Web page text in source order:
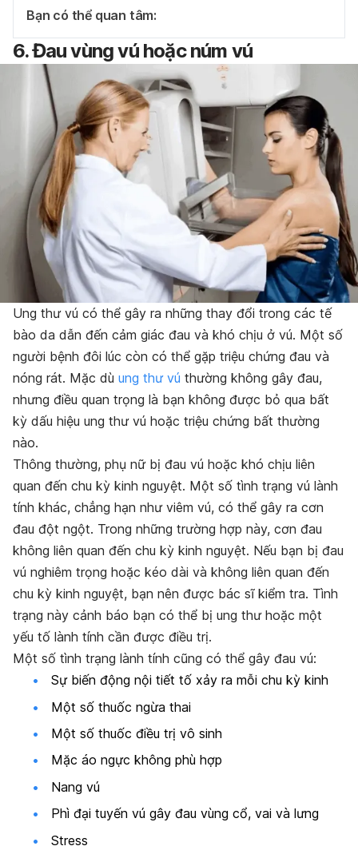
Bạn có thể quan tâm:
6. Đau vùng vú hoặc núm vú
Ung thư vú có thể gây ra những thay đổi trong các tế
bào da dẫn đến cảm giác đau và khó chịu ở vú. Một số
người bệnh đôi lúc còn có thể gặp triệu chứng đau và
nóng rát. Mặc dù ung thư vú thường không gây đau,
nhưng điều quan trọng là bạn không được bỏ qua bất
kỳ dấu hiệu ung thư vú hoặc triệu chứng bất thường
nào.
Thông thường, phụ nữ bị đau vú hoặc khó chịu liên
quan đến chu kỳ kinh nguyệt. Một số tình trạng vú lành
tính khác, chẳng hạn như viêm vú, có thể gây ra cơn
đau đột ngột. Trong những trường hợp này, cơn đau
không liên quan đến chu kỳ kinh nguyệt. Nếu bạn bị đau
vú nghiêm trọng hoặc kéo dài và không liên quan đến
chu kỳ kinh nguyệt, bạn nên được bác sĩ kiểm tra. Tình
trạng này cảnh báo bạn có thể bị ung thư hoặc một
yếu tố lành tính cần được điều trị.
Một số tình trạng lành tính cũng có thể gây đau vú:
Sự biến động nội tiết tố xảy ra mỗi chu kỳ kinh
Một số thuốc ngừa thai
Một số thuốc điều trị vô sinh
Mặc áo ngực không phù hợp
Nang vú
Phì đại tuyến vú gây đau vùng cổ, vai và lưng
Stress